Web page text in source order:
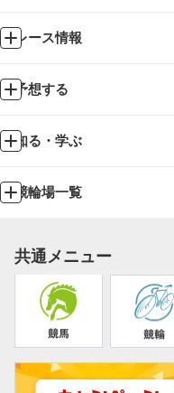
レース情報
予想する
知る・学ぶ
競輪場一覧
共通メニュー